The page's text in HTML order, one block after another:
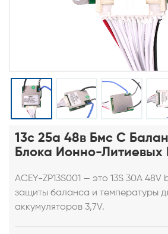
13с 25а 48в Бмс С
Блока Ионно-Литиевых
ACEY-ZP13S001 — это 13S 30A 48V
защиты баланса и температуры
аккумуляторов 3,7V.